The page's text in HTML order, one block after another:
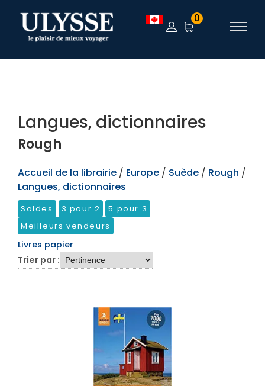
TEST 0
Langues, dictionnaires
Rough
Accueil de la librairie / Europe / Suède / Rough /
Langues, dictionnaires
Soldes 3 pour 2
5 pour 3
Meilleurs vendeurs
Livres papier
Trier par :